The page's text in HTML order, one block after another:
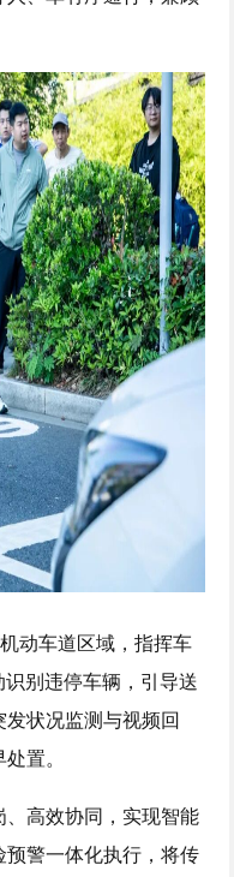
动车道区域，指挥车
别违停车辆，引导送
状况监测与视频回
置。
高效协同，实现智能
警一体化执行，将传